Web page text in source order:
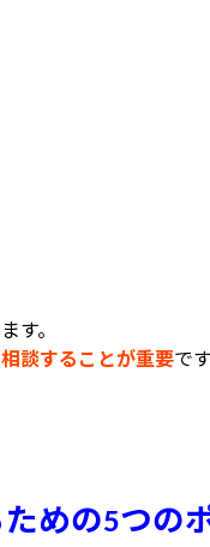
す。
談することが重要です
めの5つの